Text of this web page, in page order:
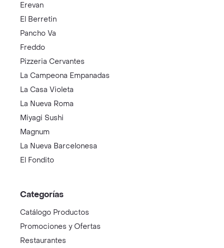
Erevan
El Berretin
Pancho Va
Freddo
Pizzeria Cervantes
La Campeona Empanadas
La Casa Violeta
La Nueva Roma
Miyagi Sushi
Magnum
La Nueva Barcelonesa
El Fondito
Categorías
Catálogo Productos
Promociones y Ofertas
Restaurantes